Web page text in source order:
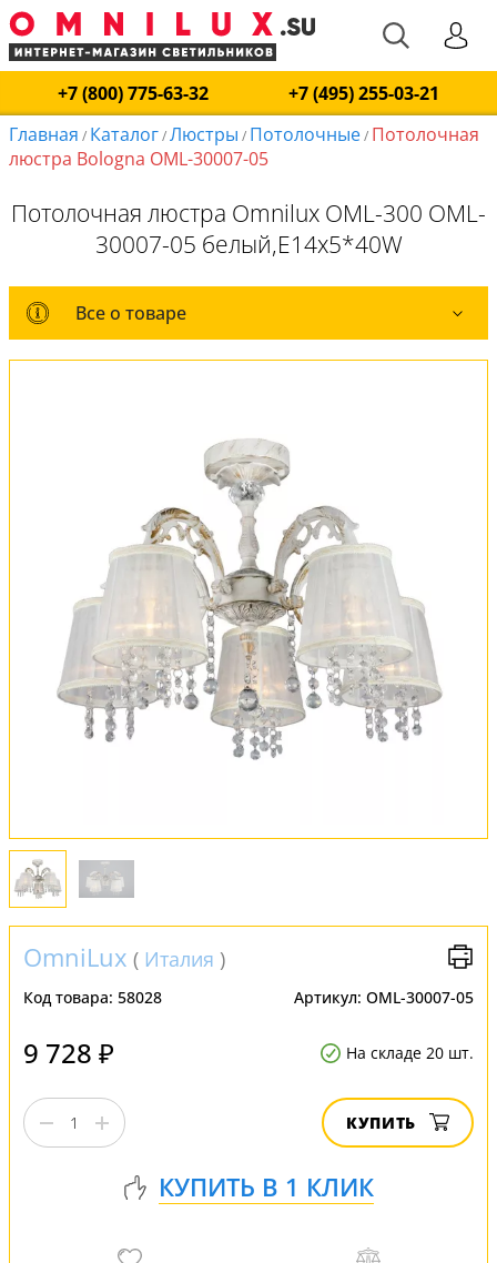
+7 (800) 775-63-32
+7 (495) 255-03-21
Главная / Каталог/Люстры / Потолочные/ Потолочная
люстра Bologna OML-30007-05
Потолочная люстра Omnilux OML-300 OML-
30007-05 белый,E14x5*40W
Все о товаре
Все о товаре
Оплата и доставка
Обмен и возврат
Установка
FAQ
Отзывы
OmniLux ( Италия )
Код товара: 58028 Артикул: OML-30007-05
9 728 ₽ На складе 20 шт.
КУПИТЬ